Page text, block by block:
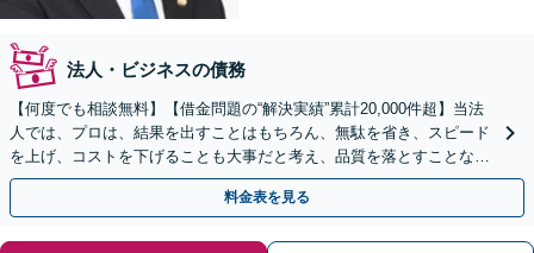
法人・ビジネスの債務
【何度でも相談無料】【借金問題の“解決実績”累計20,000件超】当法
人では、プロは、結果を出すことはもちろん、無駄を省き、スピード
を上げ、コストを下げることも大事だと考え、品質を落とすことな
く、費用を可能な限り安くすることにこだわります。
料金表を見る